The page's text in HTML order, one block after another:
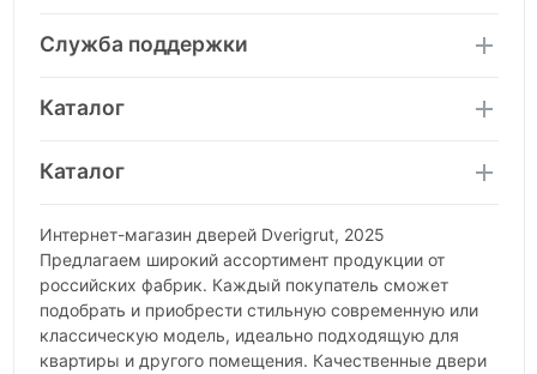
Служба поддержки
Каталог
Каталог
Интернет-магазин дверей Dverigrut, 2025
Предлагаем широкий ассортимент продукции от
российских фабрик. Каждый покупатель сможет
подобрать и приобрести стильную современную или
классическую модель, идеально подходящую для
квартиры и другого помещения. Качественные двери